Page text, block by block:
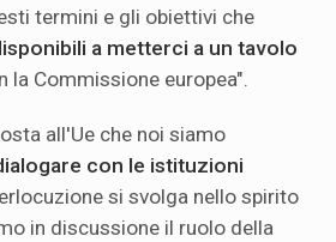
termini e gli obiettivi che
a metterci a un tavolo
la Commissione europea".
all'Ue che noi siamo
con le istituzioni
si svolga nello spirito
in discussione il ruolo della